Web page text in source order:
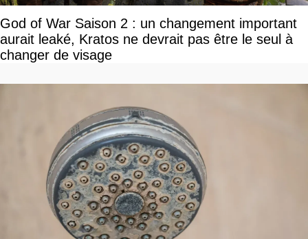
God of War Saison 2 : un changement important
aurait leaké, Kratos ne devrait pas être le seul à
changer de visage